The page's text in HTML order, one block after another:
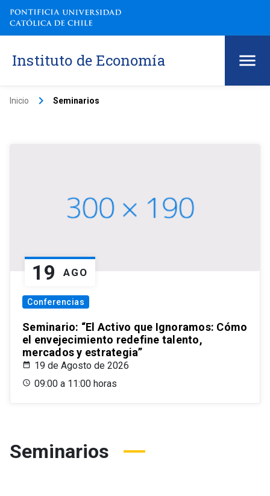
Instituto de Economía
Inicio keyboard_arrow_right Seminarios
19 AGO
Conferencias
Seminario: “El Activo que Ignoramos: Cómo
el envejecimiento redefine talento,
mercados y estrategia”
19 de Agosto de 2026
09:00 a 11:00 horas
Seminarios